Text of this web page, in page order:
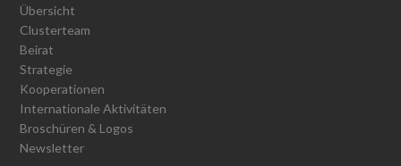
Übersicht
Clusterteam
Beirat
Strategie
Kooperationen
Internationale Aktivitäten
Broschüren & Logos
Newsletter